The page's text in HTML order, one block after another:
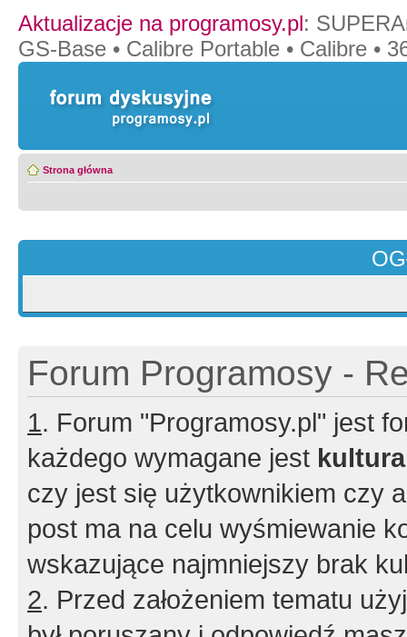
Aktualizacje na programosy.pl:
GS-Base • Calibre Portable • Calibre •
Strona główna
Forum Programosy -
1. Forum "Programosy.pl" jest
każdego wymagane jest
czy jest się użytkownikiem czy
post ma na celu wyśmiewanie
wskazujące najmniejszy brak
2. Przed założeniem tematu